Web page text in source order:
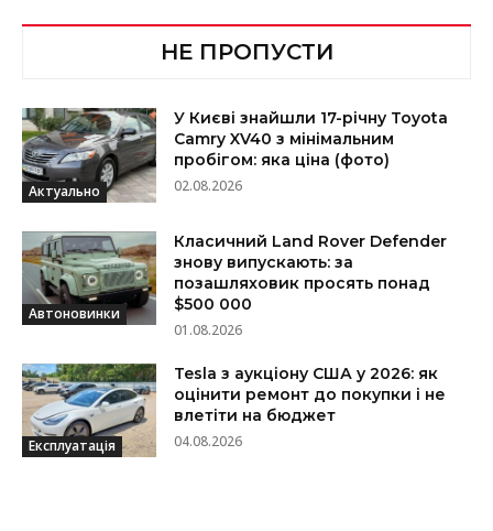
НЕ ПРОПУСТИ
Актуально
У Києві знайшли 17-річну Toyota
Camry XV40 з мінімальним
пробігом: яка ціна (фото)
02.08.2026
Автоновинки
Класичний Land Rover Defender
знову випускають: за
позашляховик просять понад
$500 000
01.08.2026
Експлуатація
Tesla з аукціону США у 2026: як
оцінити ремонт до покупки і не
влетіти на бюджет
04.08.2026